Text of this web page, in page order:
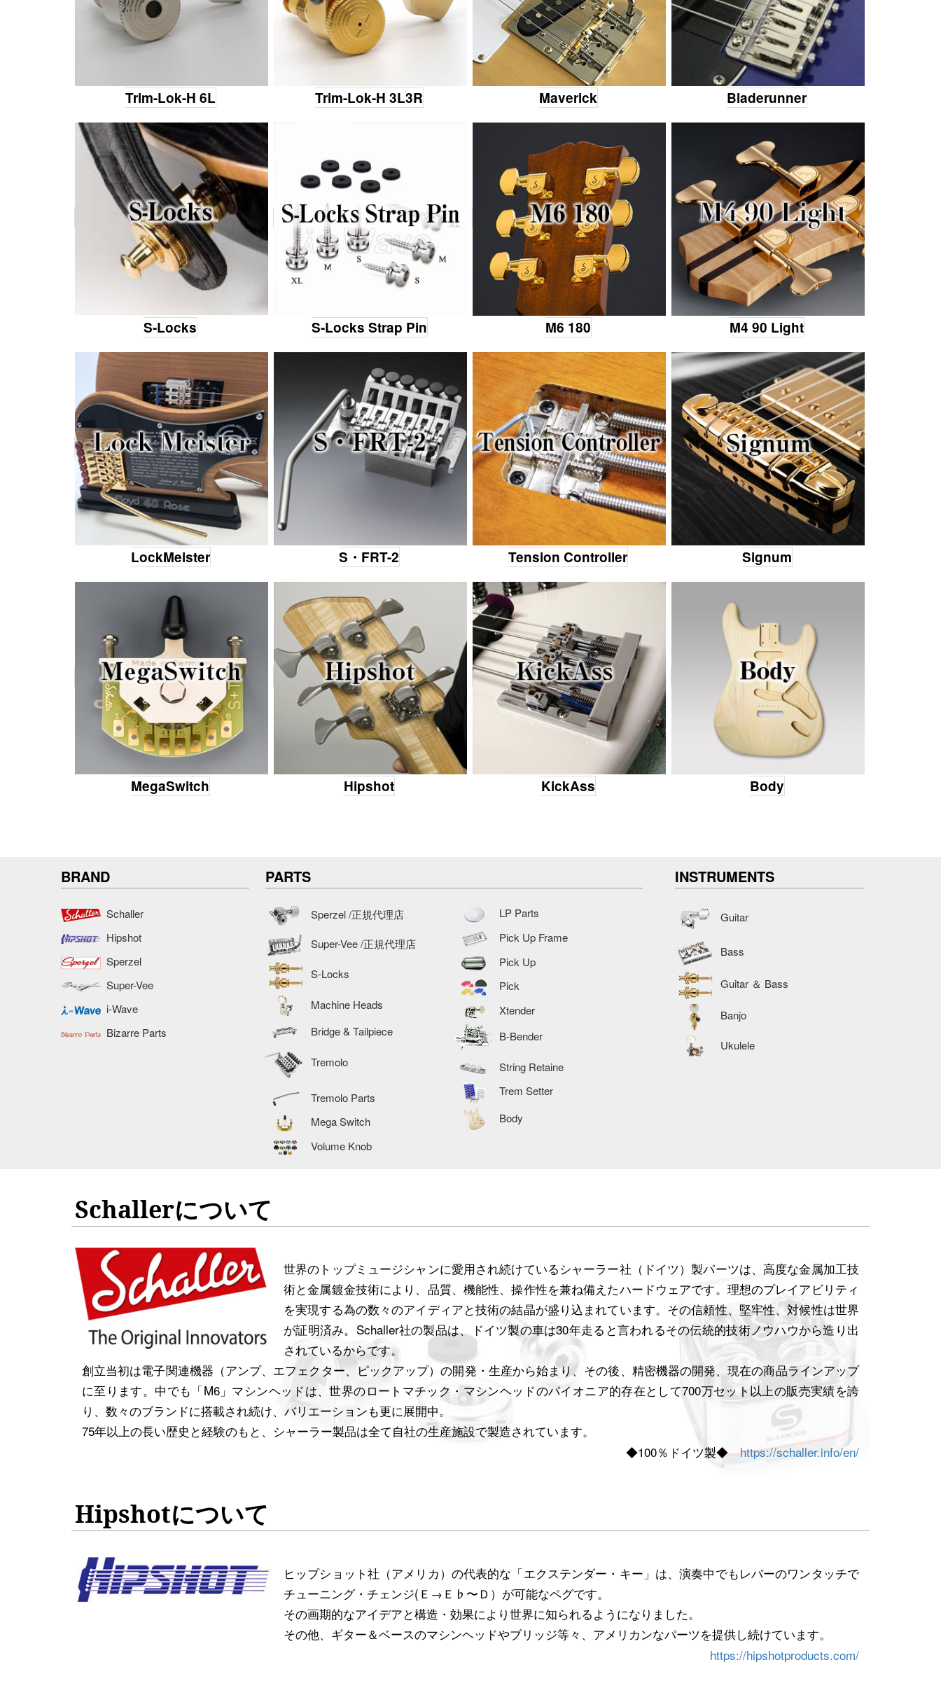
Trim-Lok-H 6L Trim-Lok-H 3L3R Maverick Bladerunner
S-Locks S-Locks Strap Pin M6 180 M4 90 Light
LockMeister S・FRT-2 Tension Controller Signum
MegaSwitch Hipshot KickAss Body
BRAND
Schaller
Hipshot
Sperzel
Super-Vee
i-Wave
Bizarre Parts
PARTS
Sperzel /正規代理店
Super-Vee /正規代理店
S-Locks
Machine Heads
Bridge & Tailpiece
Tremolo
Tremolo Parts
Mega Switch
Volume Knob
LP Parts
Pick Up Frame
Pick Up
Pick
Xtender
B-Bender
String Retaine
Trem Setter
Body
INSTRUMENTS
Guitar
Bass
Guitar ＆ Bass
Banjo
Ukulele
Schallerについて
世界のトップミュージシャンに愛用され続けているシャーラー社（ドイツ）製パーツは、高度な金属加工技
術と金属鍍金技術により、品質、機能性、操作性を兼ね備えたハードウェアです。理想のプレイアビリティ
を実現する為の数々のアイディアと技術の結晶が盛り込まれています。その信頼性、堅牢性、対候性は世界
が証明済み。Schaller社の製品は、ドイツ製の車は30年走ると言われるその伝統的技術ノウハウから造り出
されているからです。
創立当初は電子関連機器（アンプ、エフェクター、ピックアップ）の開発・生産から始まり、その後、精密機器の開発、現在の商品ラインアップ
に至ります。中でも「M6」マシンヘッドは、世界のロートマチック・マシンヘッドのパイオニア的存在として700万セット以上の販売実績を誇
り、数々のブランドに搭載され続け、バリエーションも更に展開中。
75年以上の長い歴史と経験のもと、シャーラー製品は全て自社の生産施設で製造されています。
◆100％ドイツ製◆https://schaller.info/en/
Hipshotについて
ヒップショット社（アメリカ）の代表的な「エクステンダー・キー」は、演奏中でもレバーのワンタッチで
チューニング・チェンジ(Ｅ→Ｅ♭〜Ｄ）が可能なペグです。
その画期的なアイデアと構造・効果により世界に知られるようになりました。
その他、ギター＆ベースのマシンヘッドやブリッジ等々、アメリカンなパーツを提供し続けています。
https://hipshotproducts.com/